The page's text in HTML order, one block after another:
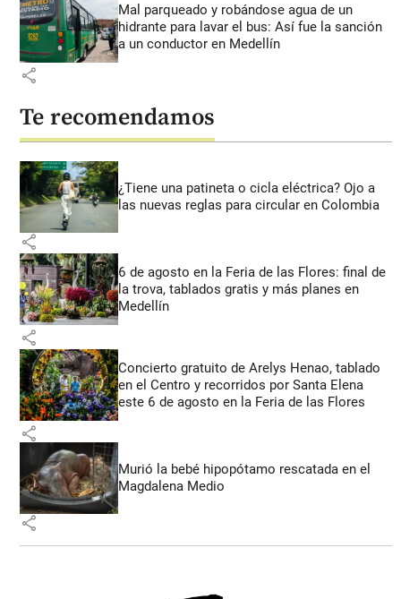
Mal parqueado y robándose agua de un
hidrante para lavar el bus: Así fue la sanción
a un conductor en Medellín
share
Te recomendamos
¿Tiene una patineta o cicla eléctrica? Ojo a
las nuevas reglas para circular en Colombia
share
6 de agosto en la Feria de las Flores: final de
la trova, tablados gratis y más planes en
Medellín
share
Concierto gratuito de Arelys Henao, tablado
en el Centro y recorridos por Santa Elena
este 6 de agosto en la Feria de las Flores
share
Murió la bebé hipopótamo rescatada en el
Magdalena Medio
share